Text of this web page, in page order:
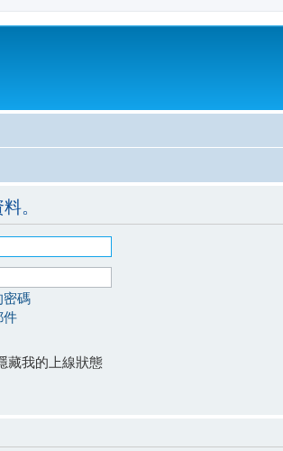
。
密碼
件
藏我的上線狀態